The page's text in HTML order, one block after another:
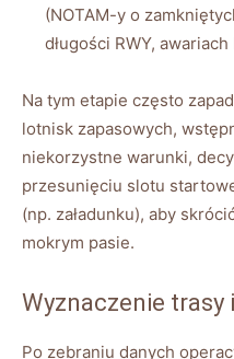
(NOTAM-y o
długości RWY, awariach
Na tym etapie często
lotnisk zapasowych,
niekorzystne warunki,
przesunięciu slotu
(np. załadunku), aby
mokrym pasie.
Wyznaczenie
Po zebraniu danych